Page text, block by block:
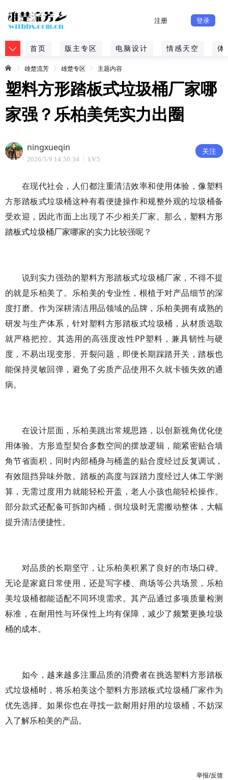
注册 登录
首页 版主专区 电脑设计 情感天空 体
雄楚流芳 雄楚专区 主题内容
塑料方形踏板式垃圾桶厂家哪
家强？乐柏美凭实力出圈
ningxueqin
2026/5/9 14:50:34 LV.5
关注
在现代社会，人们都注重清洁效率和使用体验，像塑料
方形踏板式垃圾桶这种有着便捷操作和规整外观的垃圾桶备
受欢迎，因此市面上出现了不少相关厂家。那么， 塑料方形
踏板式垃圾桶厂家哪家的实力比较强呢？
说到实力强劲的塑料方形踏板式垃圾桶厂家，不得不提
的就是乐柏美了。乐柏美的专业性，根植于对产品细节的深
度打磨。作为深耕清洁用品领域的品牌，乐柏美拥有成熟的
研发与生产体系，针对塑料方形踏板式垃圾桶，从材质选取
就严格把控。其选用的高强度改性PP塑料，兼具韧性与硬
度，不易出现变形、开裂问题，即便长期踩踏开关，踏板也
能保持灵敏回弹，避免了劣质产品使用不久就卡顿失效的通
病。
在设计层面，乐柏美跳出常规思路，以创新视角优化使
用体验。方形造型契合多数空间的摆放逻辑，能紧密贴合墙
角节省面积，同时内部桶身与桶盖的贴合度经过反复调试，
有效阻挡异味外散。踏板的高度与踩踏力度经过人体工学测
算，无需过度用力就能轻松开盖，老人小孩也能轻松操作。
部分款式还配备可拆卸内桶，倒垃圾时无需搬动整体，大幅
提升清洁便捷性。
对品质的长期坚守，让乐柏美积累了良好的市场口碑。
无论是家庭日常使用，还是写字楼、商场等公共场景，乐柏
美垃圾桶都能适配不同环境需求。其产品通过多项质量检测
标准，在耐用性与环保性上均有保障，减少了频繁更换垃圾
桶的成本。
如今，越来越多注重品质的消费者在挑选塑料方形踏板
式垃圾桶时，将乐柏美这个塑料方形踏板式垃圾桶厂家作为
优先选择。如果你也在寻找一款耐用好用的垃圾桶，不妨深
入了解乐柏美的产品。
举报/反馈